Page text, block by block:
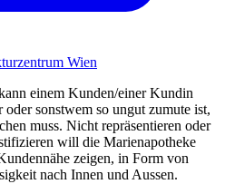
Wien
einem Kunden/einer Kundin
sonstwem so ungut zumute ist,
muss. Nicht repräsentieren oder
will die Marienapotheke
zeigen, in Form von
nach Innen und Aussen.